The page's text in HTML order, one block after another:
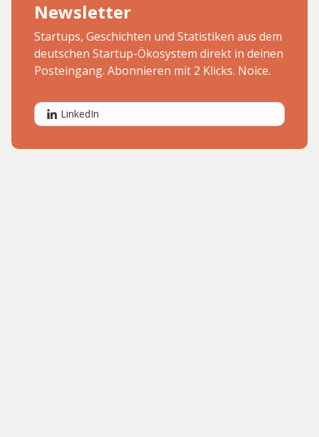
Newsletter
Startups, Geschichten und Statistiken aus dem
deutschen Startup-Ökosystem direkt in deinen
Posteingang. Abonnieren mit 2 Klicks. Noice.
LinkedIn